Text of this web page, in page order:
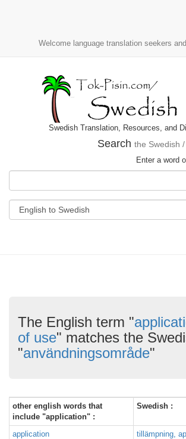
Welcome language translation seekers
Swedish Translation, Resources, and
Search the Swedish
Enter a word
The English term "
of use" matches the
"användningsområde"
other english words that
include "application" :
Swedish :
application
tillämpning,